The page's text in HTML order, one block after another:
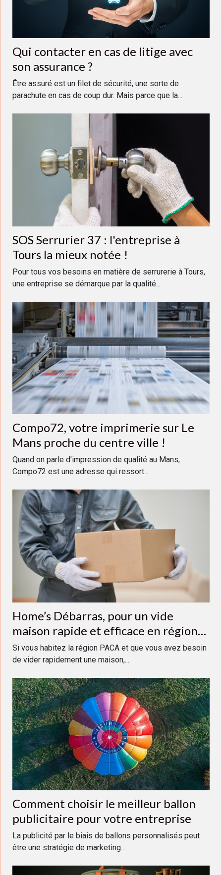
Qui contacter en cas de litige avec
son assurance ?
Être assuré est un filet de sécurité, une sorte de
parachute en cas de coup dur. Mais parce que la...
SOS Serrurier 37 : l'entreprise à
Tours la mieux notée !
Pour tous vos besoins en matière de serrurerie à Tours,
une entreprise se démarque par la qualité...
Compo72, votre imprimerie sur Le
Mans proche du centre ville !
Quand on parle d'impression de qualité au Mans,
Compo72 est une adresse qui ressort...
Home’s Débarras, pour un vide
maison rapide et efficace en région
PACA
Si vous habitez la région PACA et que vous avez besoin
de vider rapidement une maison,...
Comment choisir le meilleur ballon
publicitaire pour votre entreprise
La publicité par le biais de ballons personnalisés peut
être une stratégie de marketing...